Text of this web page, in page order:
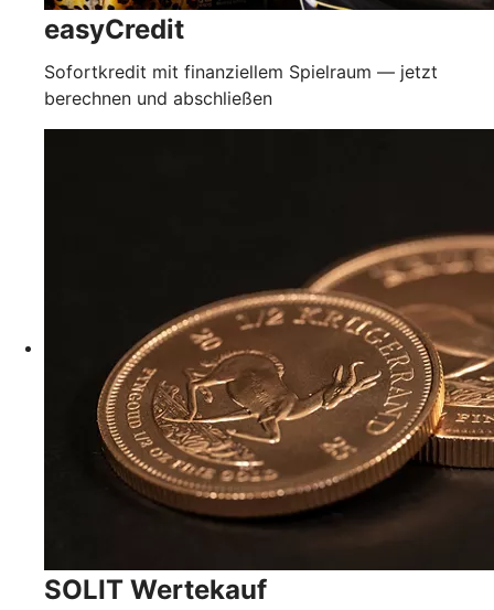
easyCredit
Sofortkredit mit finanziellem Spielraum — jetzt
berechnen und abschließen
SOLIT Wertekauf